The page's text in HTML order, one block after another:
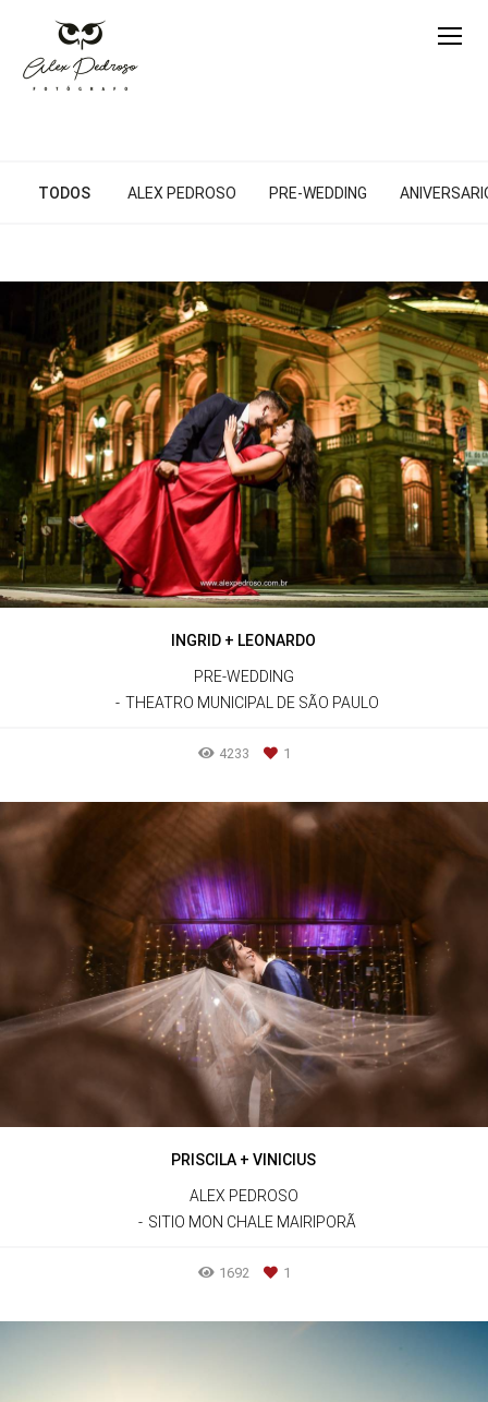
TODOS ALEX PEDROSO PRE-WEDDING
INGRID + LEONARDO
PRE-WEDDING
THEATRO MUNICIPAL DE SÃO PAULO
4233 1
PRISCILA + VINICIUS
ALEX PEDROSO
SITIO MON CHALE MAIRIPORÃ
1692 1